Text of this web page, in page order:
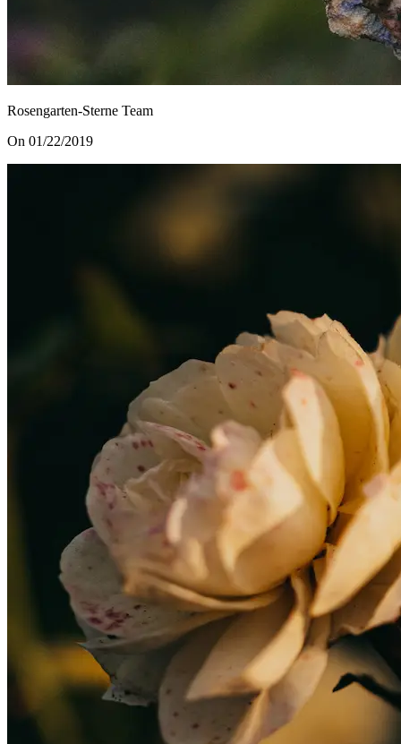
Rosengarten-Sterne Team
On 01/22/2019